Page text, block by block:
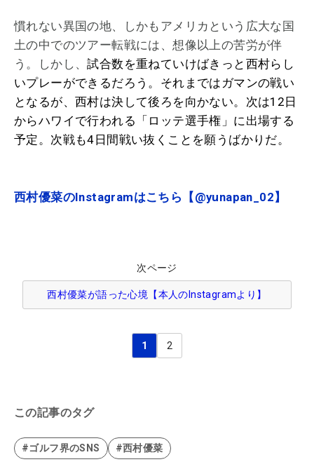
慣れない異国の地、しかもアメリカという広大な国
土の中でのツアー転戦には、想像以上の苦労が伴
う。しかし、試合数を重ねていけばきっと西村らし
いプレーができるだろう。それまではガマンの戦い
となるが、西村は決して後ろを向かない。次は12日
からハワイで行われる「ロッテ選手権」に出場する
予定。次戦も4日間戦い抜くことを願うばかりだ。
西村優菜のInstagramはこちら【@yunapan_02】
次ページ
西村優菜が語った心境【本人のInstagramより】
1 2
この記事のタグ
#ゴルフ界のSNS #西村優菜